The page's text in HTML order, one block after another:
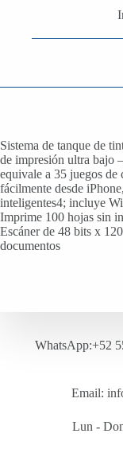
Sistema de tanque de
de impresión ultra bajo
equivale a 35 juegos
fácilmente desde
inteligentes4; incluye
Imprime 100 hojas sin
Escáner de 48 bits x
documentos
WhatsApp:+52
Email:
Lun -